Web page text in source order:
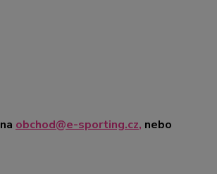
na obchod@e-sporting.cz, nebo